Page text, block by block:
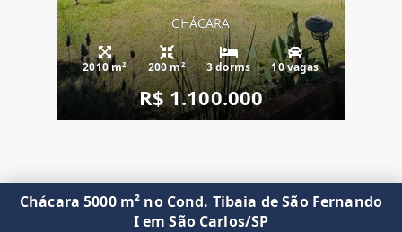
CHÁCARA
2010 m² 200 m² 3 dorms 10 vagas
R$ 1.100.000
Chácara 5000 m² no Cond. Tibaia de São Fernando
I em São Carlos/SP